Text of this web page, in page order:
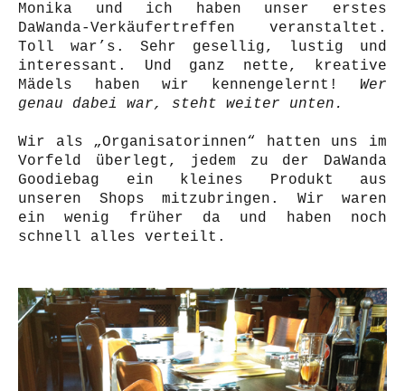
Monika und ich haben unser erstes
DaWanda-Verkäufertreffen veranstaltet.
Toll war’s. Sehr gesellig, lustig und
interessant. Und ganz nette, kreative
Mädels haben wir kennengelernt! Wer
genau dabei war, steht weiter unten.
Wir als „Organisatorinnen“ hatten uns im
Vorfeld überlegt, jedem zu der DaWanda
Goodiebag ein kleines Produkt aus
unseren Shops mitzubringen. Wir waren
ein wenig früher da und haben noch
schnell alles verteilt.